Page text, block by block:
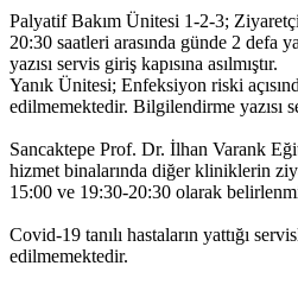
Palyatif Bakım Ünitesi 1-2-3;
20:30 saatleri arasında günde 2 defa
yazısı servis giriş kapısına asılmıştır.
Yanık Ünitesi; Enfeksiyon riski
edilmemektedir. Bilgilendirme yazısı
Sancaktepe Prof. Dr. İlhan Varank
hizmet binalarında diğer kliniklerin
15:00 ve 19:30-20:30 olarak
Covid-19 tanılı hastaların yattığı
edilmemektedir.